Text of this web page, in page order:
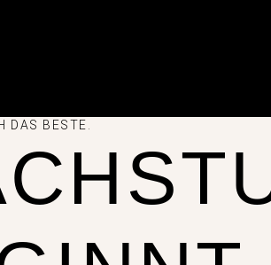
DAS BESTE.